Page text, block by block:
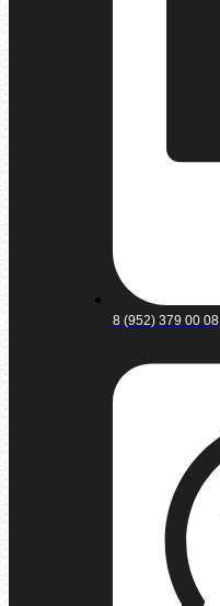
8 (952) 379 00 08